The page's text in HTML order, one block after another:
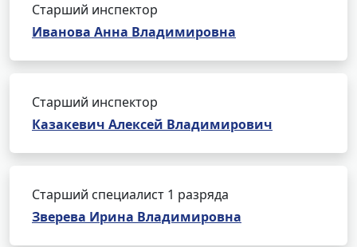
Старший инспектор
Иванова Анна Владимировна
Старший инспектор
Казакевич Алексей Владимирович
Старший специалист 1 разряда
Зверева Ирина Владимировна